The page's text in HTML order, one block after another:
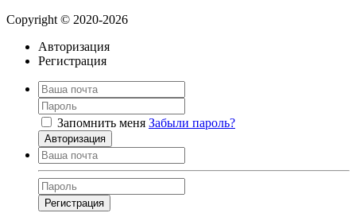
Copyright © 2020-2026
Авторизация
Регистрация
Запомнить меня Забыли пароль?
Авторизация
Регистрация